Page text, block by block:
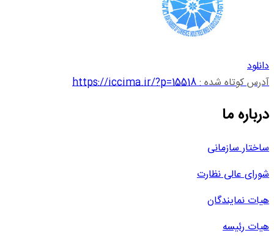
دانلود
آدرس کوتاه شده :https://iccima.ir/?p=15518
درباره ما
ساختار سازمانی
شورای عالی نظارت
هیات نمایندگان
هیات رئیسه